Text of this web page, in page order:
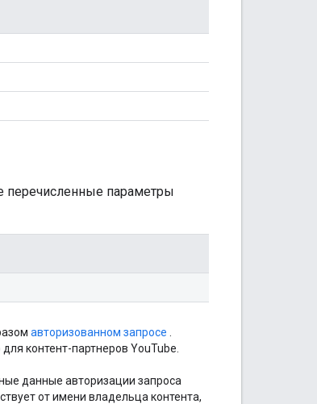
перечисленные параметры
авторизованном запросе
контент-партнеров YouTube.
данные авторизации запроса
от имени владельца контента,